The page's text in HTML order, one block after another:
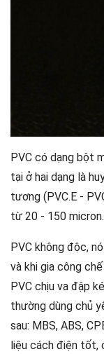
PVC có dạng bột
tại ở hai dạng là
tương (PVC.E -
từ 20 - 150
PVC không độc,
và khi gia công
PVC chịu va đập
thường dùng chủ
sau: MBS, ABS,
liệu cách điện tốt,